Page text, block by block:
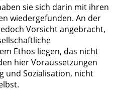
sie sich darin mit ihren
wiedergefunden. An der
Vorsicht angebracht,
Ethos liegen, das nicht
hier Voraussetzungen
und Sozialisation, nicht